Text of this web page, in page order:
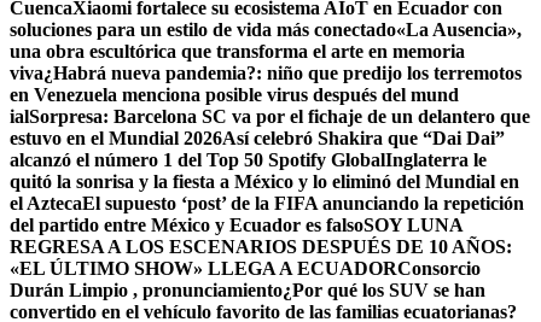
CuencaXiaomi fortalece su ecosistema AIoT en Ecuador con
soluciones para un estilo de vida más conectado«La Ausencia»,
una obra escultórica que transforma el arte en memoria
viva¿Habrá nueva pandemia?: niño que predijo los terremotos
en Venezuela menciona posible virus después del mund
ialSorpresa: Barcelona SC va por el fichaje de un delantero que
estuvo en el Mundial 2026Así celebró Shakira que “Dai Dai”
alcanzó el número 1 del Top 50 Spotify GlobalInglaterra le
quitó la sonrisa y la fiesta a México y lo eliminó del Mundial en
el AztecaEl supuesto ‘post’ de la FIFA anunciando la repetición
del partido entre México y Ecuador es falsoSOY LUNA
REGRESA A LOS ESCENARIOS DESPUÉS DE 10 AÑOS:
«EL ÚLTIMO SHOW» LLEGA A ECUADORConsorcio
Durán Limpio , pronunciamiento¿Por qué los SUV se han
convertido en el vehículo favorito de las familias ecuatorianas?